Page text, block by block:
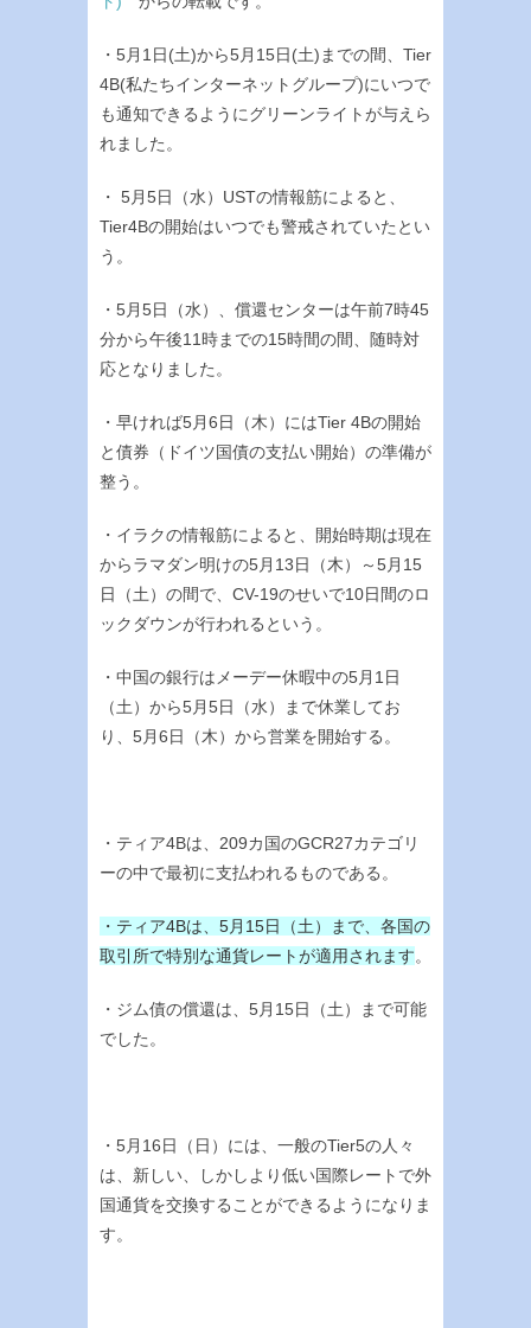
・5月1日(土)から5月15日(土)までの間、Tier
4B(私たちインターネットグループ)にいつで
も通知できるようにグリーンライトが与えら
れました。
・ 5月5日（水）USTの情報筋によると、
Tier4Bの開始はいつでも警戒されていたとい
う。
・5月5日（水）、償還センターは午前7時45
分から午後11時までの15時間の間、随時対
応となりました。
・早ければ5月6日（木）にはTier 4Bの開始
と債券（ドイツ国債の支払い開始）の準備が
整う。
・イラクの情報筋によると、開始時期は現在
からラマダン明けの5月13日（木）～5月15
日（土）の間で、CV-19のせいで10日間のロ
ックダウンが行われるという。
・中国の銀行はメーデー休暇中の5月1日
（土）から5月5日（水）まで休業してお
り、5月6日（木）から営業を開始する。
・ティア4Bは、209カ国のGCR27カテゴリ
ーの中で最初に支払われるものである。
・ティア4Bは、5月15日（土）まで、各国の
取引所で特別な通貨レートが適用されます。
・ジム債の償還は、5月15日（土）まで可能
でした。
・5月16日（日）には、一般のTier5の人々
は、新しい、しかしより低い国際レートで外
国通貨を交換することができるようになりま
す。